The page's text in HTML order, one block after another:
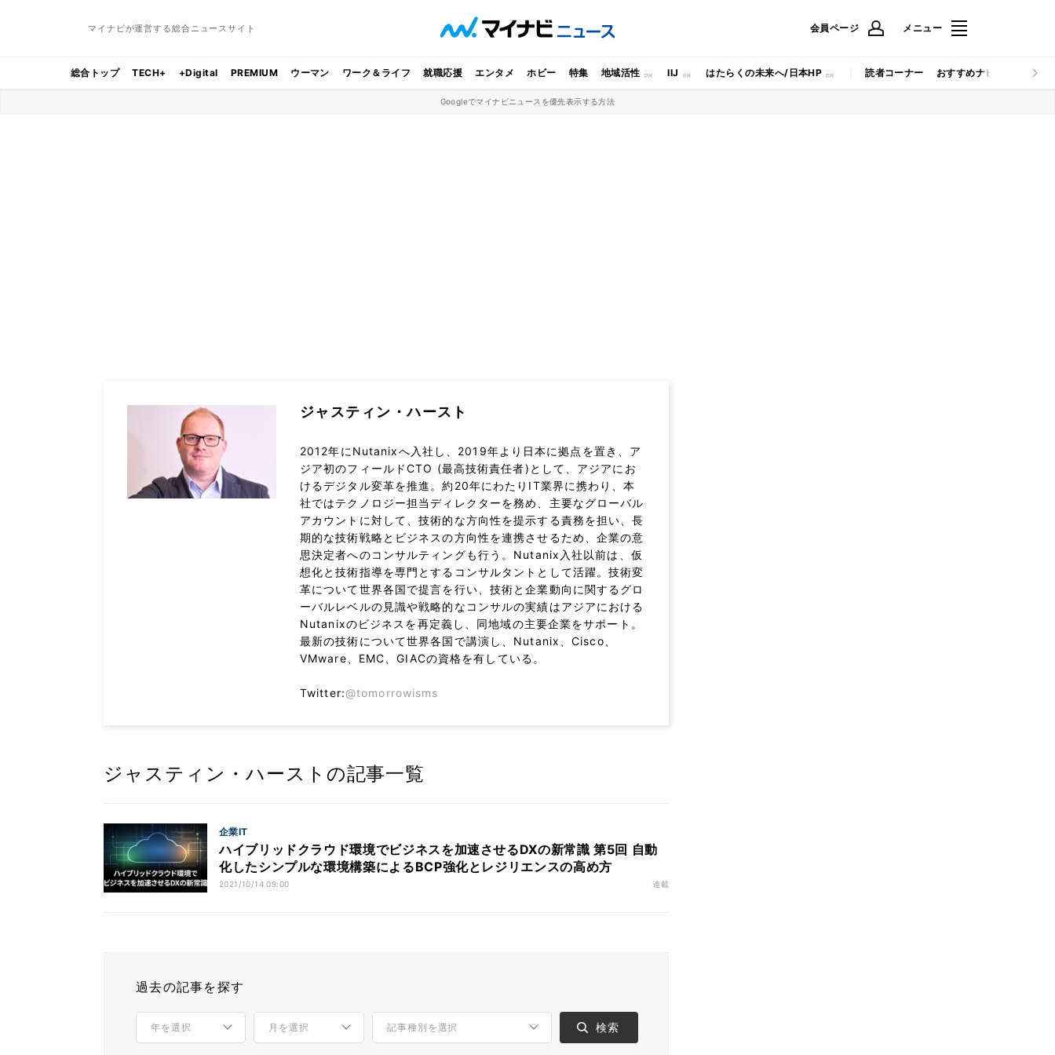
マイナビが運営する総合ニュースサイト 会員ページ メニュー
総合トップ TECH+ +Digital PREMIUM ウーマン ワーク＆ライフ 就職応援 エンタメ ホビー 特集 地域活性 IIJ はたらくの未来へ/日本HP 読者コーナー おすすめナビ マイナビ
Googleでマイナビニュースを優先表示する方法
ジャスティン・ハースト
2012年にNutanixへ入社し、2019年より日本に拠点を置き、ア
ジア初のフィールドCTO (最高技術責任者)として、アジアにお
けるデジタル変革を推進。約20年にわたりIT業界に携わり、本
社ではテクノロジー担当ディレクターを務め、主要なグローバル
アカウントに対して、技術的な方向性を提示する責務を担い、長
期的な技術戦略とビジネスの方向性を連携させるため、企業の意
思決定者へのコンサルティングも行う。Nutanix入社以前は、仮
想化と技術指導を専門とするコンサルタントとして活躍。技術変
革について世界各国で提言を行い、技術と企業動向に関するグロ
ーバルレベルの見識や戦略的なコンサルの実績はアジアにおける
Nutanixのビジネスを再定義し、同地域の主要企業をサポート。
最新の技術について世界各国で講演し、Nutanix、Cisco、
VMware、EMC、GIACの資格を有している。
Twitter:@tomorrowisms
ジャスティン・ハーストの記事一覧
企業IT
ハイブリッドクラウド環境でビジネスを加速させるDXの新常識 第5回 自動
化したシンプルな環境構築によるBCP強化とレジリエンスの高め方
2021/10/14 09:00 連載
過去の記事を探す